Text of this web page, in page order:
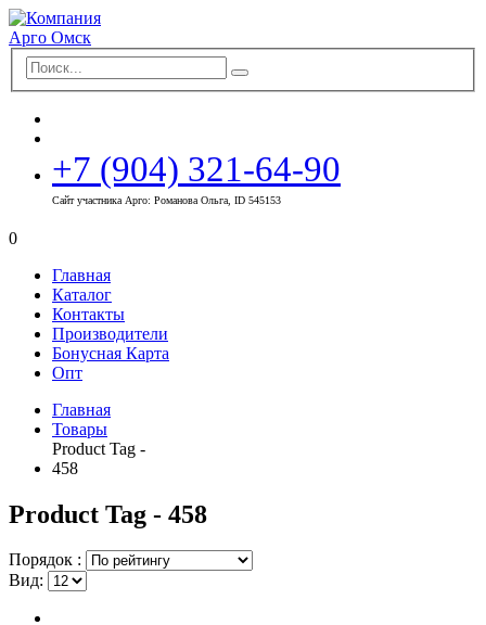
+7 (904) 321-64-90
Сайт участника Арго: Романова Ольга, ID 545153
0
Главная
Каталог
Контакты
Производители
Бонусная Карта
Опт
Главная
Товары
Product Tag -
458
Product Tag - 458
Порядок :
Вид: